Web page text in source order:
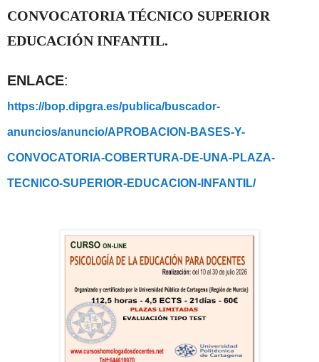
CONVOCATORIA TÉCNICO SUPERIOR
EDUCACIÓN INFANTIL.
ENLACE:
https://bop.dipgra.es/publica/buscador-
anuncios/anuncio/APROBACION-BASES-Y-
CONVOCATORIA-COBERTURA-DE-UNA-PLAZA-
TECNICO-SUPERIOR-EDUCACION-INFANTIL/